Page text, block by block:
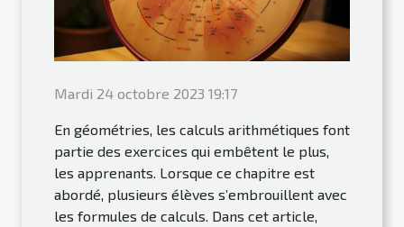
Mardi 24 octobre 2023 19:17
En géométries, les calculs arithmétiques font
partie des exercices qui embêtent le plus,
les apprenants. Lorsque ce chapitre est
abordé, plusieurs élèves s’embrouillent avec
les formules de calculs. Dans cet article,